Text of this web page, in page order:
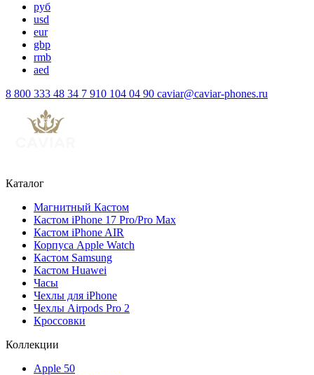
руб
usd
eur
gbp
rmb
aed
8 800 333 48 34 7 910 104 04 90 caviar@caviar-phones.ru
Каталог
Магнитный Кастом
Кастом iPhone 17 Pro/Pro Max
Кастом iPhone AIR
Корпуса Apple Watch
Кастом Samsung
Кастом Huawei
Часы
Чехлы для iPhone
Чехлы Airpods Pro 2
Кроссовки
Коллекции
Apple 50